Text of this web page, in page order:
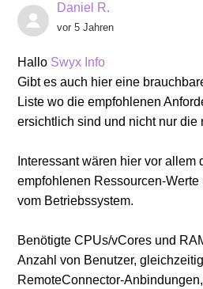
Daniel R.
vor 5 Jahren
Hallo Swyx Info
Gibt es auch hier eine
Liste wo die empfohlenen
ersichtlich sind und nicht nur die
Interessant wären hier vor allem
empfohlenen Ressourcen-Werte
vom Betriebssystem.
Benötigte CPUs/vCores und
Anzahl von Benutzer,
RemoteConnector-